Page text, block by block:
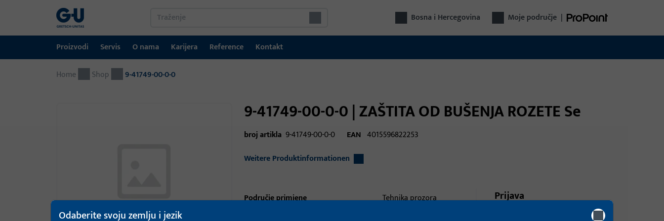
Bosna i Hercegovina Moje područje |
Proizvodi
Proizvodi
Servis
Servis
O nama
O nama
Karijera
Karijera
Reference
Reference
Kontakt
Kontakt
Home Shop 9-41749-00-0-0
9-41749-00-0-0 | ZAŠTITA OD BUŠENJA ROZETE Se
broj artikla 9-41749-00-0-0 EAN 4015596822253
Weitere Produktinformationen
Područje primjene
Tehnika prozora
Prijava
Odaberite svoju zemlju i jezik